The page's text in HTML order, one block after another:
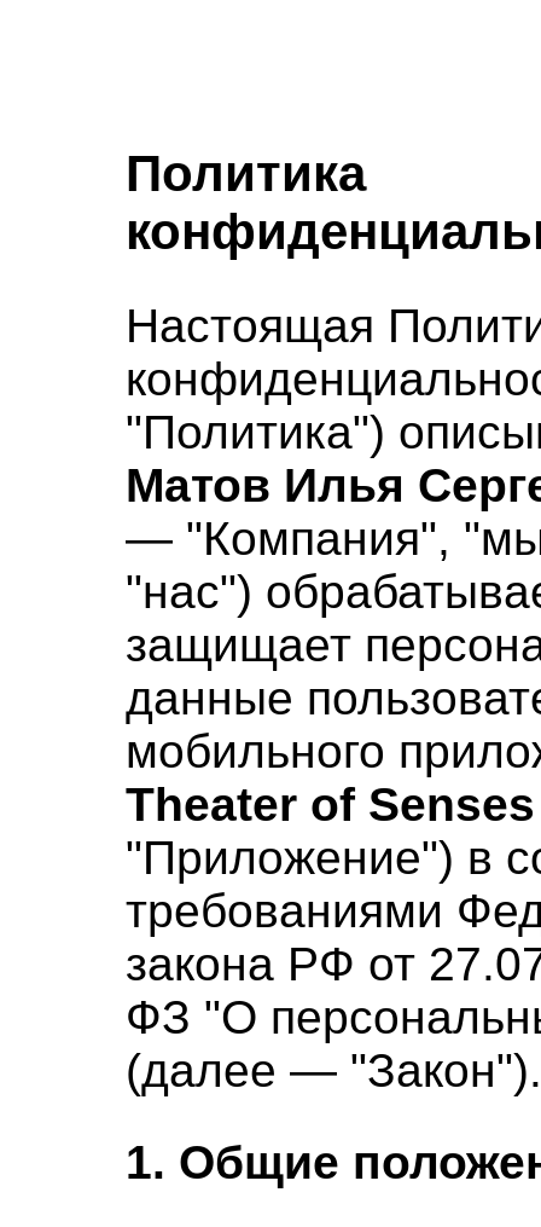
Политика
Настоящая
"Политика")
Матов Илья
— "Компания",
"нас")
защищает
данные
мобильного
Theater of Senses
"Приложение") в
требованиями
закона РФ от
ФЗ "О
(далее — "Закон").
1. Общие